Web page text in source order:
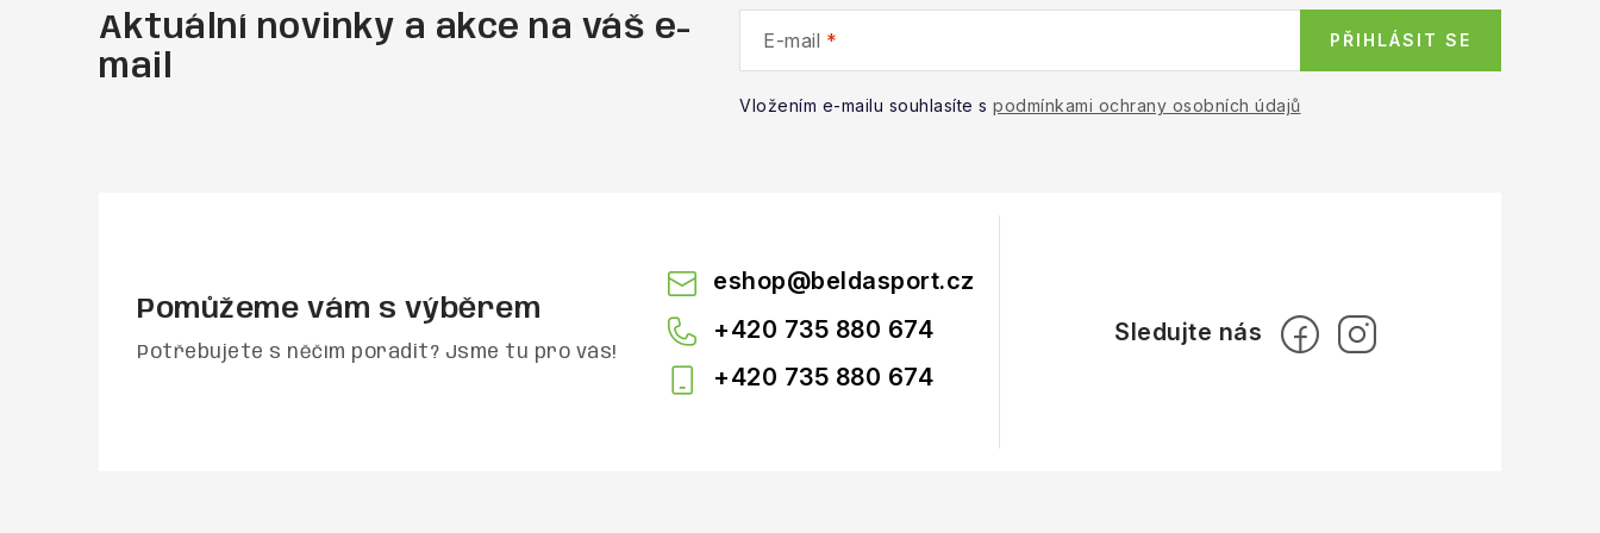
Aktuální novinky a akce na váš e-
mail
E-mail
Vložením e-mailu souhlasíte s podmínkami ochrany osobních údajů
PŘIHLÁSIT SE
Pomůžeme vám s výběrem
Potřebujete s něčím poradit? Jsme tu pro vás!
eshop@beldasport.cz
+420 735 880 674
+420 735 880 674